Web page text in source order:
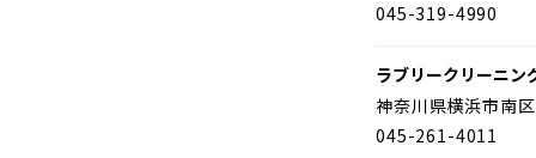
045-319-4990
ラブリークリーニ
神奈川県横浜市南
045-261-4011